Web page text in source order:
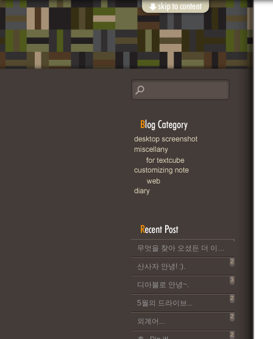
무엇을 찾아 오셨든 더 이상 이 블로그는 운영되지 않습니다..
산사자 안녕! :).
2
디아블로 안녕~.
3
5월의 드라이브...
2
외계어...
2
2